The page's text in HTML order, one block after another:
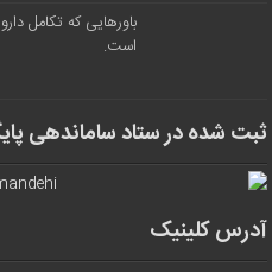
باورهایی که تکامل
است.
ثبت شده در ستاد ساماندهی
آدرس کلینیک